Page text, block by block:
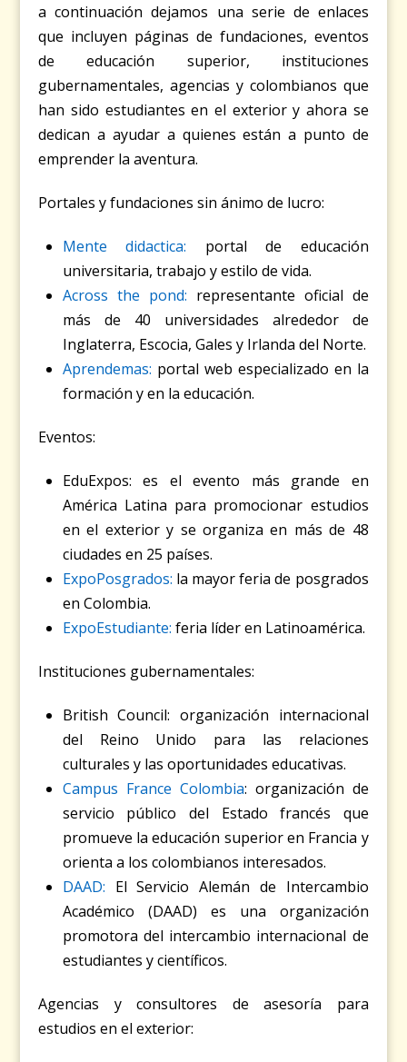
a continuación dejamos una serie de enlaces
que incluyen páginas de fundaciones, eventos
de educación superior, instituciones
gubernamentales, agencias y colombianos que
han sido estudiantes en el exterior y ahora se
dedican a ayudar a quienes están a punto de
emprender la aventura.
Portales y fundaciones sin ánimo de lucro:
Mente didactica: portal de educación
universitaria, trabajo y estilo de vida.
Across the pond: representante oficial de
más de 40 universidades alrededor de
Inglaterra, Escocia, Gales y Irlanda del Norte.
Aprendemas: portal web especializado en la
formación y en la educación.
Eventos:
EduExpos: es el evento más grande en
América Latina para promocionar estudios
en el exterior y se organiza en más de 48
ciudades en 25 países.
ExpoPosgrados: la mayor feria de posgrados
en Colombia.
ExpoEstudiante: feria líder en Latinoamérica.
Instituciones gubernamentales:
British Council: organización internacional
del Reino Unido para las relaciones
culturales y las oportunidades educativas.
Campus France Colombia: organización de
servicio público del Estado francés que
promueve la educación superior en Francia y
orienta a los colombianos interesados.
DAAD: El Servicio Alemán de Intercambio
Académico (DAAD) es una organización
promotora del intercambio internacional de
estudiantes y científicos.
Agencias y consultores de asesoría para
estudios en el exterior: